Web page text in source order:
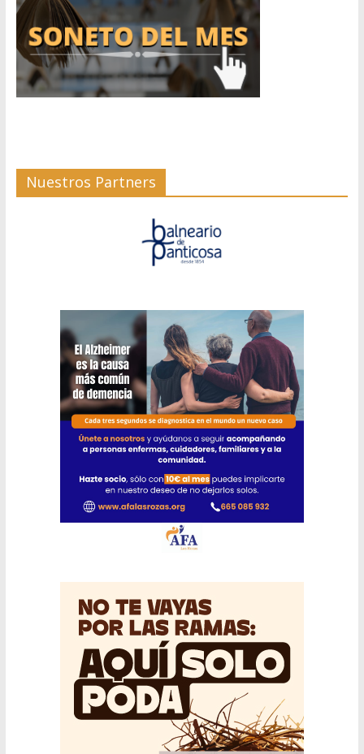
Nuestros Partners